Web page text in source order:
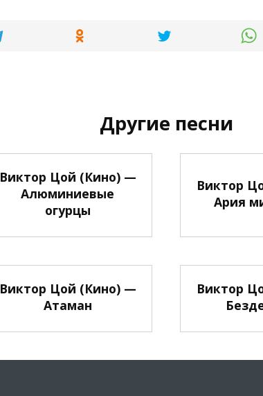
Другие песни
Виктор Цой (Кино) —
Алюминиевые
огурцы
Виктор
Ария
Виктор Цой (Кино) —
Атаман
Виктор